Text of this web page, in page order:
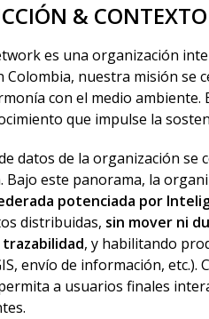
& CONTEXTO
es una organización
Colombia, nuestra misión
con el medio
que impulse la
datos de la organización
Bajo este panorama, la
potenciada por
distribuidas, sin mover ni
, y habilitando
envío de información,
a usuarios finales